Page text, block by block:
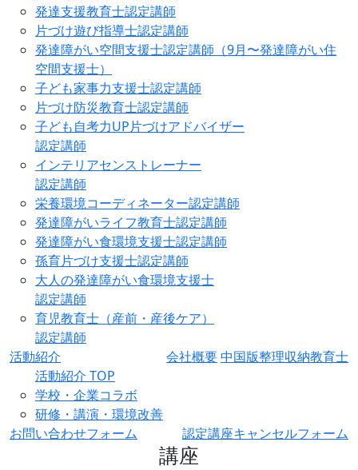
発達支援教育士認定講師
片づけ遊び指導士認定講師
発達障がい空間支援士認定講師（9月〜発達障がい住
空間支援士）
子ども家事力支援士認定講師
片づけ防災教育士認定講師
子ども自考力UP片づけアドバイザー
認定講師
インテリアセンストレーナー
認定講師
栄養環境コーディネーター認定講師
発達障がいライフ教育士認定講師
発達障がい食環境支援士認定講師
孫育片づけ支援士認定講師
大人の発達障がい食環境支援士
認定講師
育児教育士（産前・産後ケア）
認定講師
活動紹介
活動紹介 TOP
学校・企業コラボ
研修・講演・環境改善
会社概要中国版整理収納教育士
お問い合わせフォーム 認定講座キャンセルフォーム
講座